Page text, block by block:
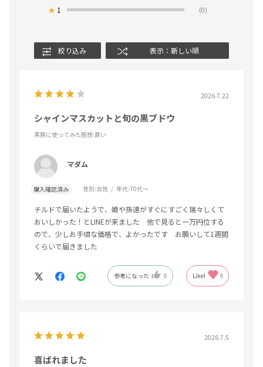
★ 1 (0)
絞り込み 表示：新しい順
2026.7.22
シャインマスカットと旬の黒ブドウ
実際に使ってみた感想:良い
マダム
購入確認済み 性別:女性 年代:70代～
チルドで届いたようで、娘や孫達がすぐにすごく瑞々しくて
おいしかった！とLINEが来ました 他で見ると一万円位する
ので、少しお手頃な価格で、よかったです お願いして1週間
くらいで届きました
参考になった 0 Like! 0
2026.7.5
喜ばれました